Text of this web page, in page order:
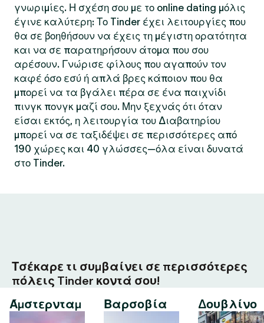
γνωριμίες. Η σχέση σου με το online dating μόλις
έγινε καλύτερη: Το Tinder έχει λειτουργίες που
θα σε βοηθήσουν να έχεις τη μέγιστη ορατότητα
και να σε παρατηρήσουν άτομα που σου
αρέσουν. Γνώρισε φίλους που αγαπούν τον
καφέ όσο εσύ ή απλά βρες κάποιον που θα
μπορεί να τα βγάλει πέρα σε ένα παιχνίδι
πινγκ πονγκ μαζί σου. Μην ξεχνάς ότι όταν
είσαι εκτός, η λειτουργία του Διαβατηρίου
μπορεί να σε ταξιδέψει σε περισσότερες από
190 χώρες και 40 γλώσσες—όλα είναι δυνατά
στο Tinder.
Τσέκαρε τι συμβαίνει σε περισσότερες
πόλεις Tinder κοντά σου!
Άμστερνταμ
Βαρσοβία Δουβλίνο